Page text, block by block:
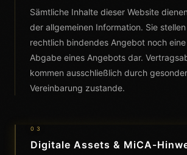
Sämtliche Inhalte dieser Website
der allgemeinen Information. Sie
rechtlich bindendes Angebot noch
Abgabe eines Angebots dar.
kommen ausschließlich durch
Vereinbarung zustande.
03
Digitale Assets & MiCA-